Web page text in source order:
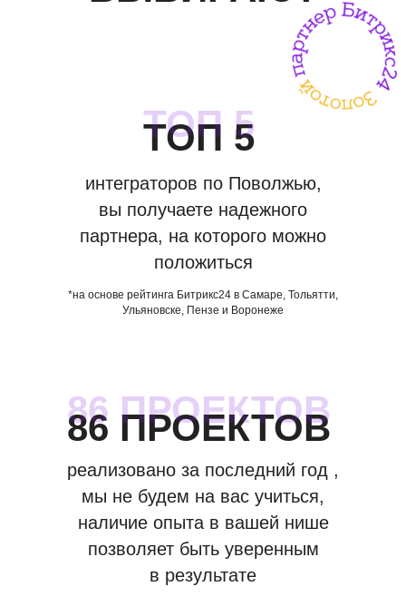
интеграторов по Поволжью,
вы получаете надежного
партнера, на которого можно
положиться
реализовано за последний год ,
мы не будем на вас учиться,
наличие опыта в вашей нише
позволяет быть уверенным
в результате
86 ПРОЕКТОВ
86 ПРОЕКТОВ
ТОП 5
ТОП 5
*на основе рейтинга Битрикс24 в Самаре, Тольятти,
Ульяновске, Пензе и Воронеже